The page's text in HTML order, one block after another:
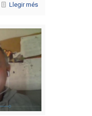
Llegir més